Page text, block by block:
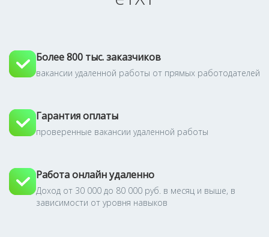
Более 800 тыс. заказчиков
вакансии удаленной работы от прямых работодателей
Гарантия оплаты
проверенные вакансии удаленной работы
Работа онлайн удаленно
Доход от 30 000 до 80 000 руб. в месяц и выше, в
зависимости от уровня навыков